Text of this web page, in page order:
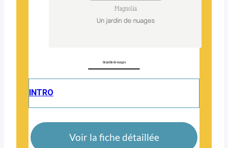
Un jardin de nuages
INTRO
Voir la fiche détaillée